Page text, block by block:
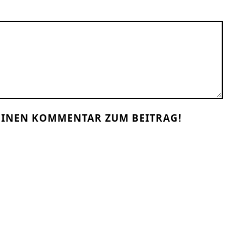
KOMMENTAR ZUM BEITRAG!